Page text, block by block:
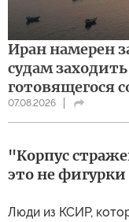
Иран намерен
судам
готовящегося
07.08.2026
"Корпус
это не
Люди из КСИР,